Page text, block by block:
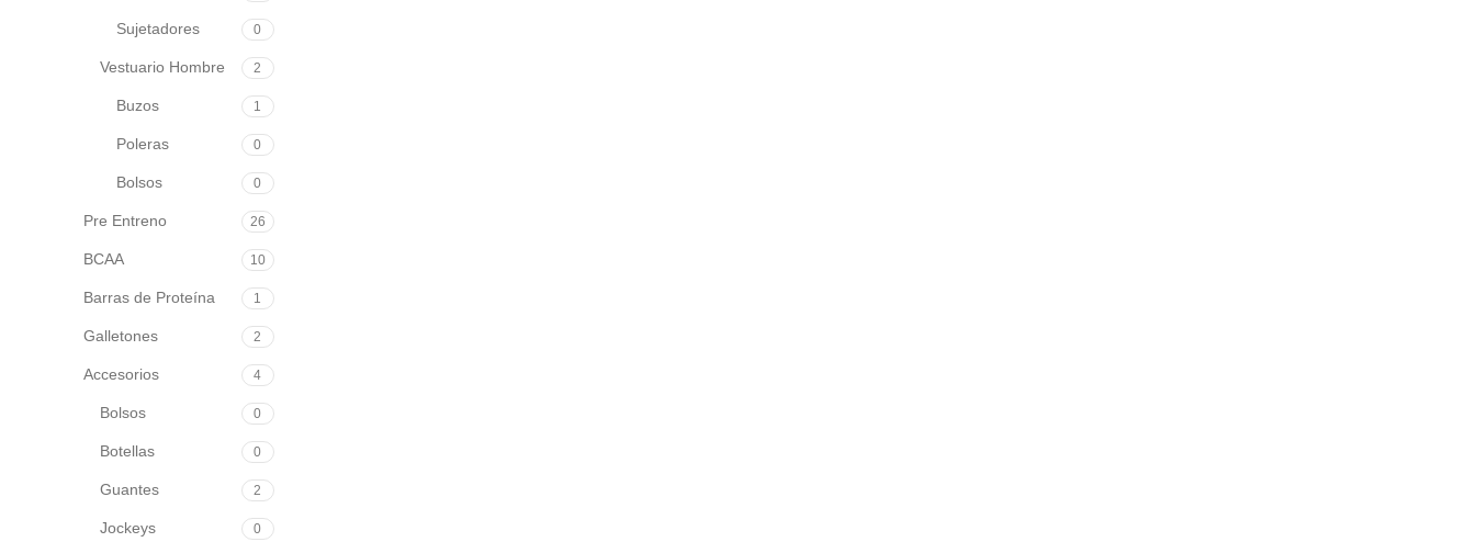
Sujetadores 0
Vestuario Hombre 2
Buzos 1
Poleras 0
Bolsos 0
Pre Entreno 26
BCAA 10
Barras de Proteína 1
Galletones 2
Accesorios 4
Bolsos 0
Botellas 0
Guantes 2
Jockeys 0